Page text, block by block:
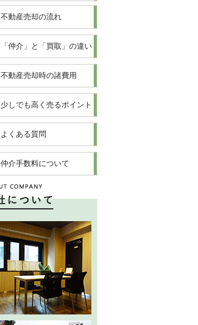
不動産売却の流れ
「仲介」と「買取」の違い
不動産売却時の諸費用
少しでも高く売るポイント
よくある質問
仲介手数料について